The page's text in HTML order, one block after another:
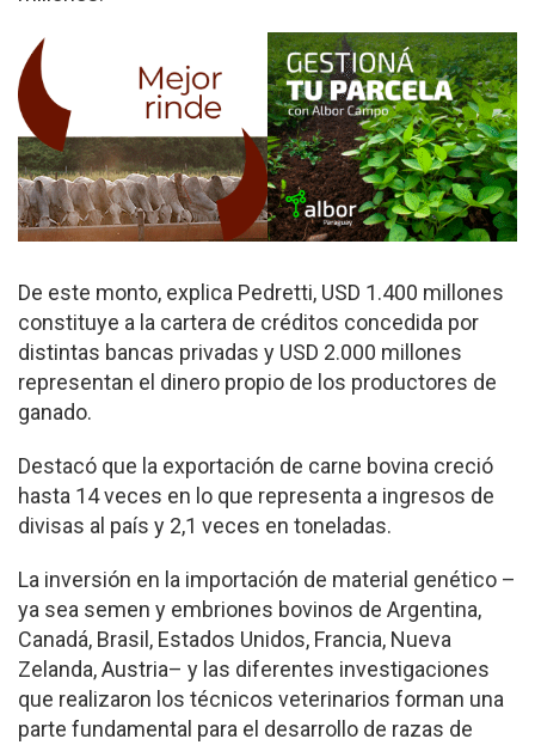
De este monto, explica Pedretti, USD 1.400 millones
constituye a la cartera de créditos concedida por
distintas bancas privadas y USD 2.000 millones
representan el dinero propio de los productores de
ganado.
Destacó que la exportación de carne bovina creció
hasta 14 veces en lo que representa a ingresos de
divisas al país y 2,1 veces en toneladas.
La inversión en la importación de material genético –
ya sea semen y embriones bovinos de Argentina,
Canadá, Brasil, Estados Unidos, Francia, Nueva
Zelanda, Austria– y las diferentes investigaciones
que realizaron los técnicos veterinarios forman una
parte fundamental para el desarrollo de razas de